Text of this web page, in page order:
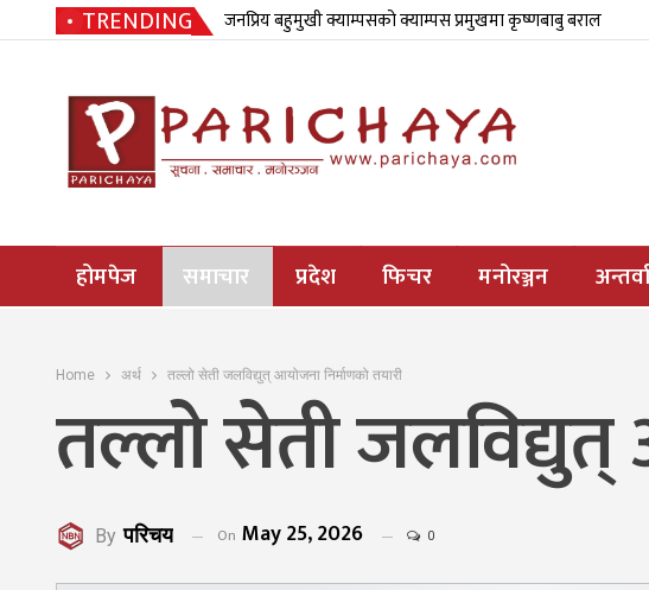
TRENDING जनप्रिय बहुमुखी क्याम्पसको क्याम्पस प्रमुखमा कृष्णबाबु बराल
होमपेज समाचार प्रदेश फिचर मनोरञ्जन
Home अर्थ तल्लो सेती जलविद्युत् आयोजना निर्माणको तयारी
तल्लो सेती जलविद्युत्
By परिचय On May 25, 2026 0